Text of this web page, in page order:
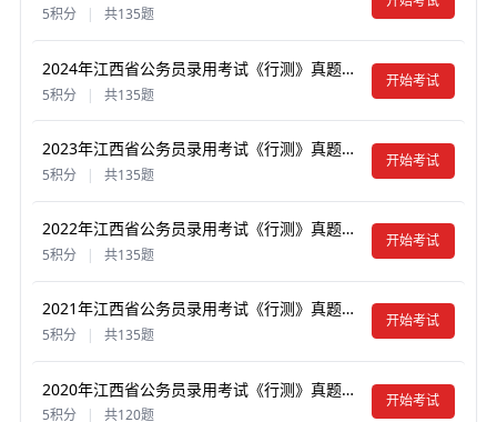
5积分 共135题
2024年江西省公务员录用考试《行测》真题试卷及答案【含解析】
5积分 | 共135题
开始考试
2023年江西省公务员录用考试《行测》真题试卷及答案【含解析】
5积分 | 共135题
开始考试
2022年江西省公务员录用考试《行测》真题试卷及答案【含解析】
5积分 | 共135题
开始考试
2021年江西省公务员录用考试《行测》真题试卷及答案【含解析】
5积分 | 共135题
开始考试
2020年江西省公务员录用考试《行测》真题试卷及答案【含解析】（乡镇）
5积分 | 共120题
开始考试